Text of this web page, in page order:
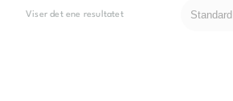
Viser det ene resultatet